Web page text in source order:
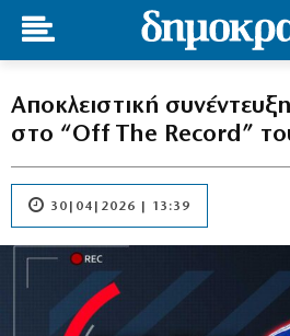
Αποκλειστική
στο “Off The Record”
30|04|2026 | 13:39